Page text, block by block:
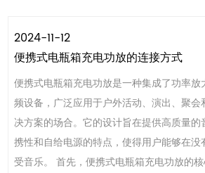
2024-11-12
便携式电瓶箱充电功放的连接方式
便携式电瓶箱充电功放是一种集成了功率
频设备，广泛应用于户外活动、演出、聚
决方案的场合。它的设计旨在提供高质量
携性和自给电源的特点，使得用户能够在
受音乐。 首先，便携式电瓶箱充电功放的